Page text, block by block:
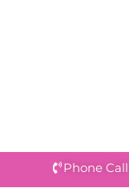
Phone Call